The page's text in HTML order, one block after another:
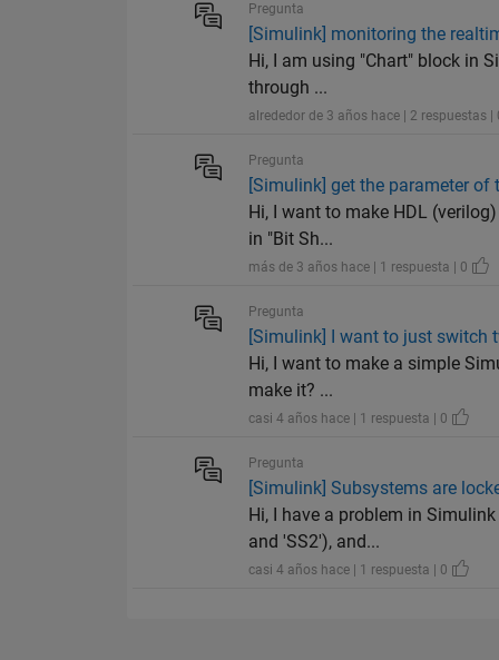
Pregunta
[Simulink] monitoring the
Hi, I am using "Chart" block in
through ...
alrededor de 3 años hace | 2 respuestas |
Pregunta
[Simulink] get the parameter
Hi, I want to make HDL
in "Bit Sh...
más de 3 años hace | 1 respuesta | 0
Pregunta
[Simulink] I want to just switch
Hi, I want to make a simple
make it? ...
casi 4 años hace | 1 respuesta | 0
Pregunta
[Simulink] Subsystems are
Hi, I have a problem in
and 'SS2'), and...
casi 4 años hace | 1 respuesta | 0